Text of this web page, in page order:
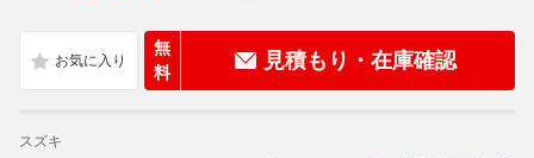
無
料
見積もり・在庫確認
スズキ